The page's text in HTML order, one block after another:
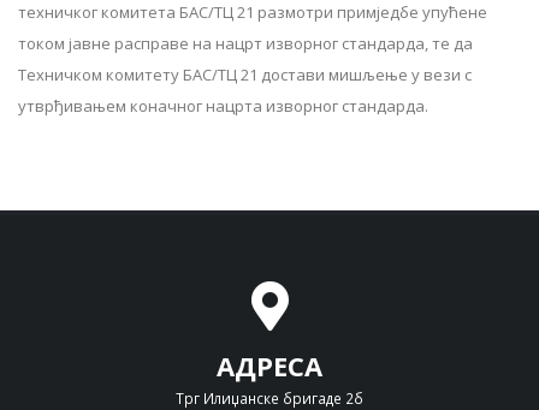
техничког комитета БАС/ТЦ 21 размотри примједбе упућене
током јавне расправе на нацрт изворног стандарда, те да
Техничком комитету БАС/ТЦ 21 достави мишљење у вези с
утврђивањем коначног нацрта изворног стандарда.
АДРЕСА
Трг Илиџанске бригаде 2б